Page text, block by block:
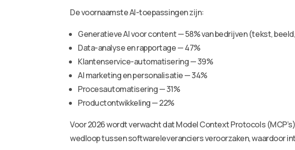
De voornaamste AI-toepassingen zijn:
Generatieve AI voor content — 58% van bedrijven (tekst,
Data-analyse en rapportage — 47%
Klantenservice-automatisering — 39%
AI marketing en personalisatie — 34%
Procesautomatisering — 31%
Productontwikkeling — 22%
Voor 2026 wordt verwacht dat Model Context Protocols
wedloop tussen softwareleveranciers veroorzaken, waardoor